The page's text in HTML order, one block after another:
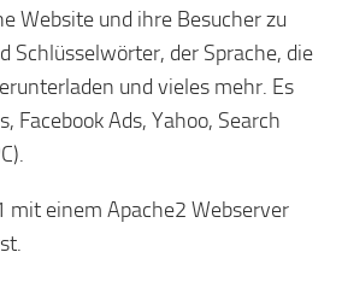
Website und ihre Besucher zu
der Sprache, die
und vieles mehr. Es
Facebook Ads, Yahoo, Search
mit einem Apache2 Webserver